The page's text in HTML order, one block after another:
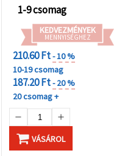
1-9 csomag
KEDVEZMÉNYEK
MENNYISÉGHEZ
210.60 Ft- 10 %
10-19 csomag
187.20 Ft- 20 %
20 csomag +
VÁSÁROL